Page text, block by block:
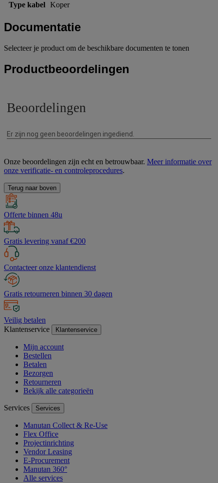
Type kabel
Koper
Documentatie
Selecteer je product om de beschikbare documenten te tonen
Productbeoordelingen
Onze beoordelingen zijn echt en betrouwbaar. Meer informatie over
onze verificatie- en controleprocedures.
Terug naar boven
Offerte binnen 48u
Gratis levering vanaf €200
Contacteer onze klantendienst
Gratis retourneren binnen 30 dagen
Veilig betalen
Klantenservice
Klantenservice
Mijn account
Bestellen
Betalen
Bezorgen
Retourneren
Bekijk alle categorieën
Services Services
Manutan Collect & Re-Use
Flex Office
Projectinrichting
Vendor Leasing
E-Procurement
Manutan 360°
Alle services